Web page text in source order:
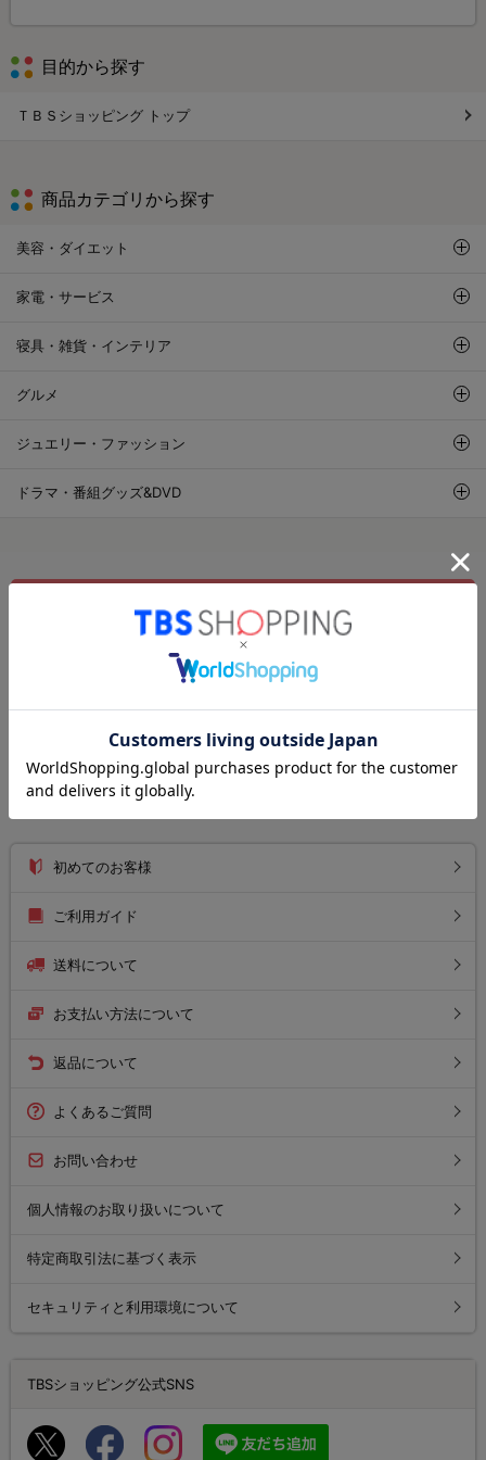
目的から探す
ＴＢＳショッピング トップ
商品カテゴリから探す
美容・ダイエット
家電・サービス
寝具・雑貨・インテリア
グルメ
ジュエリー・ファッション
ドラマ・番組グッズ&DVD
新規会員・メルマガ登録
ログイン
お気に入りリスト
お知らせ
初めてのお客様
ご利用ガイド
送料について
お支払い方法について
返品について
よくあるご質問
お問い合わせ
個人情報のお取り扱いについて
特定商取引法に基づく表示
セキュリティと利用環境について
TBSショッピング公式SNS